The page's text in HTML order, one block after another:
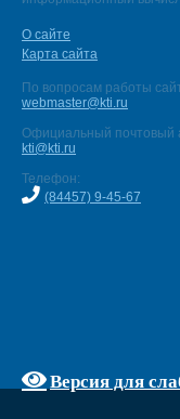
О сайте
Карта сайта
По вопросам работы
webmaster@kti.ru
Официальный почтовый
kti@kti.ru
Телефон:
(84457) 9-45-67
Версия для